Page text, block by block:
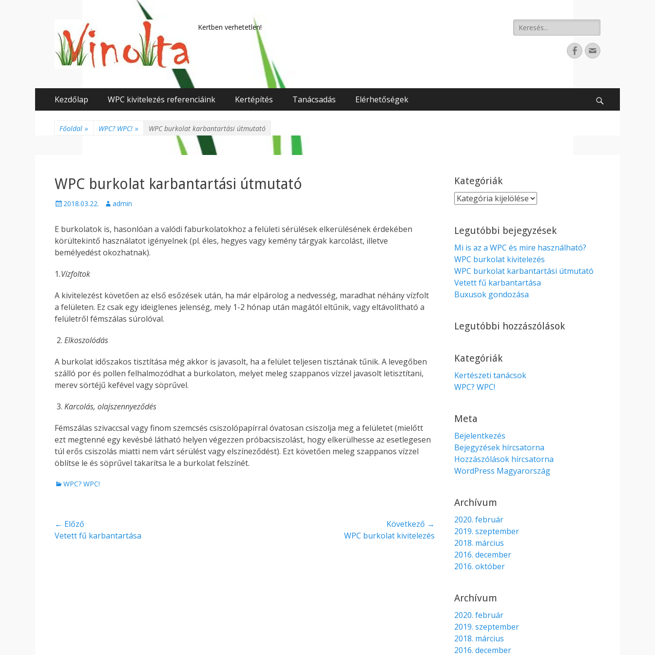
Kertben verhetetlen! Keresés:
Facebook
E-
mail
Elsődleges
menü
Kezdőlap WPC kivitelezés referenciáink Kertépítés Tanácsadás Elérhetőségek
Főoldal » WPC? WPC! » WPC burkolat karbantartási útmutató
WPC burkolat karbantartási útmutató
Közzétéve
2018.03.22. Szerző
admin
E burkolatok is, hasonlóan a valódi faburkolatokhoz a felületi sérülések elkerülésének érdekében
körültekintő használatot igényelnek (pl. éles, hegyes vagy kemény tárgyak karcolást, illetve
bemélyedést okozhatnak).
1.Vízfoltok
A kivitelezést követően az első esőzések után, ha már elpárolog a nedvesség, maradhat néhány vízfolt
a felületen. Ez csak egy ideiglenes jelenség, mely 1-2 hónap után magától eltűnik, vagy eltávolítható a
felületről fémszálas súrolóval.
Elkoszolódás
A burkolat időszakos tisztítása még akkor is javasolt, ha a felület teljesen tisztának tűnik. A levegőben
szálló por és pollen felhalmozódhat a burkolaton, melyet meleg szappanos vízzel javasolt letisztítani,
merev sörtéjű kefével vagy söprűvel.
Karcolás, olajszennyeződés
Fémszálas szivaccsal vagy finom szemcsés csiszolópapírral óvatosan csiszolja meg a felületet (mielőtt
ezt megtenné egy kevésbé látható helyen végezzen próbacsiszolást, hogy elkerülhesse az esetlegesen
túl erős csiszolás miatti nem várt sérülést vagy elszíneződést). Ezt követően meleg szappanos vízzel
öblítse le és söprűvel takarítsa le a burkolat felszínét.
Kategóriák
WPC? WPC!
Bejegyzés
navigáció
← Előző
Előző
Vetett fű karbantartása
Következő →
WPC burkolat kivitelezés
Kategóriák
Kategóriák
Legutóbbi bejegyzések
Mi is az a WPC és mire használható?
WPC burkolat kivitelezés
WPC burkolat karbantartási útmutató
Vetett fű karbantartása
Buxusok gondozása
Legutóbbi hozzászólások
Kategóriák
Kertészeti tanácsok
WPC? WPC!
Meta
Bejelentkezés
Bejegyzések hírcsatorna
Hozzászólások hírcsatorna
WordPress Magyarország
Archívum
2020. február
2019. szeptember
2018. március
2016. december
2016. október
Archívum
2020. február
2019. szeptember
2018. március
2016. december